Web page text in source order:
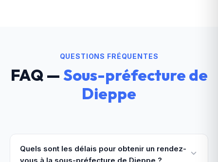
QUESTIONS FRÉQUENTES
FAQ — Sous-préfecture de
Dieppe
Quels sont les délais pour obtenir un rendez-